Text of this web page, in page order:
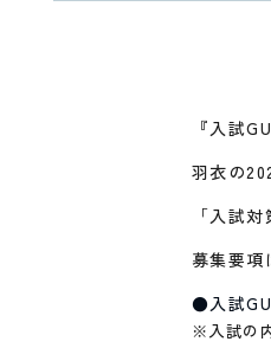
『入試
羽衣の
「入試
募集要項
●入試
※入試の